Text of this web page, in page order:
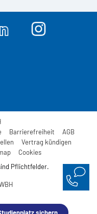
Barrierefreiheit
AGB
Vertrag kündigen
Cookies
Pflichtfelder.